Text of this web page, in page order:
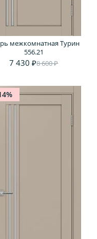
межкомнатная Турин
556.21
7 430 ₽8 600 ₽